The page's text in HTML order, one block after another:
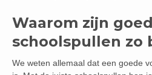
Waarom zijn
schoolspullen zo
We weten allemaal dat een goede